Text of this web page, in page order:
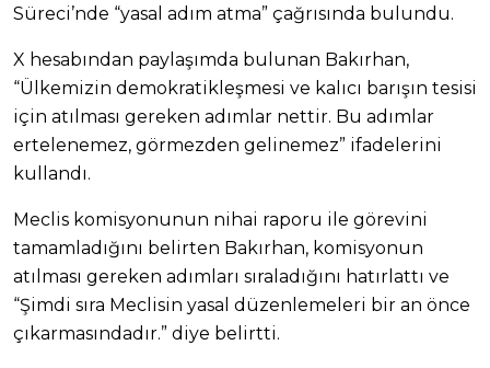
Süreci’nde “yasal adım atma” çağrısında bulundu.
X hesabından paylaşımda bulunan Bakırhan,
“Ülkemizin demokratikleşmesi ve kalıcı barışın tesisi
için atılması gereken adımlar nettir. Bu adımlar
ertelenemez, görmezden gelinemez” ifadelerini
kullandı.
Meclis komisyonunun nihai raporu ile görevini
tamamladığını belirten Bakırhan, komisyonun
atılması gereken adımları sıraladığını hatırlattı ve
“Şimdi sıra Meclisin yasal düzenlemeleri bir an önce
çıkarmasındadır.” diye belirtti.